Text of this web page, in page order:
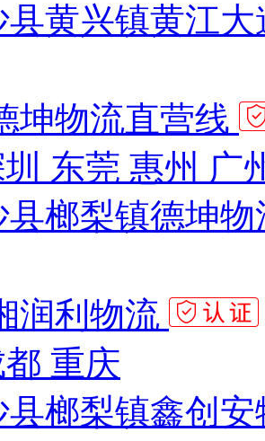
黄兴镇黄江
坤物流直营线
东莞 惠州 广
榔梨镇德坤
润利物流
都 重庆
榔梨镇鑫创安